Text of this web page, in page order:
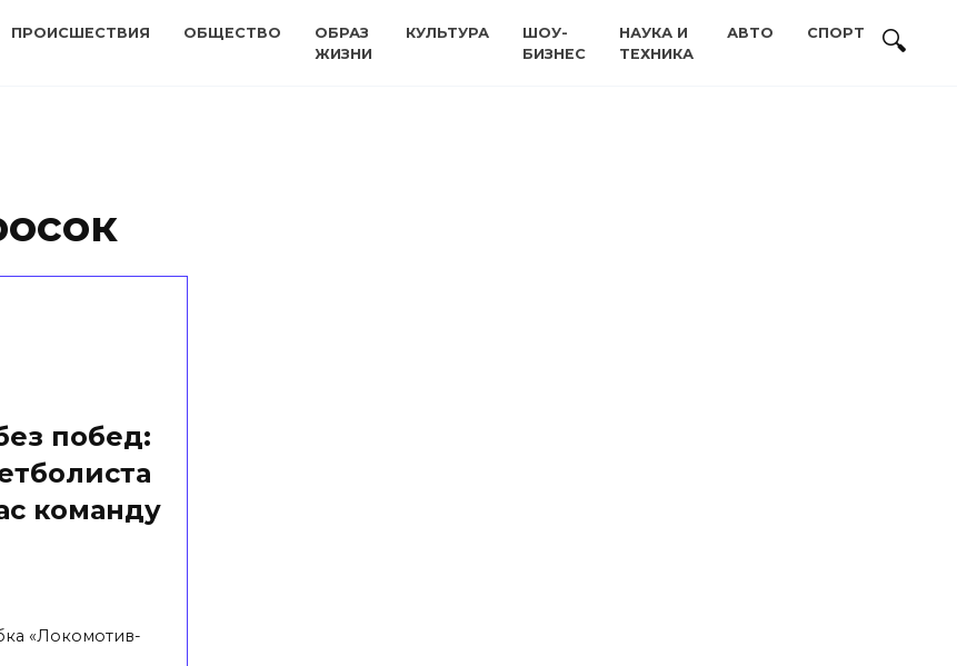
ПРОИСШЕСТВИЯ ОБЩЕСТВО
ОБРАЗ
ЖИЗНИ
КУЛЬТУРА
ШОУ-
БИЗНЕС
НАУКА И
ТЕХНИКА
АВТО СПОРТ
побед:
команду
«Локомотив-